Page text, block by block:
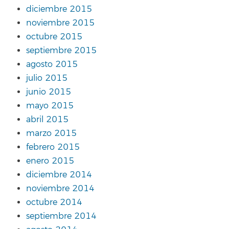
diciembre 2015
noviembre 2015
octubre 2015
septiembre 2015
agosto 2015
julio 2015
junio 2015
mayo 2015
abril 2015
marzo 2015
febrero 2015
enero 2015
diciembre 2014
noviembre 2014
octubre 2014
septiembre 2014